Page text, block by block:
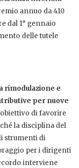
annuo da 410
dal 1° gennaio
delle tutele
rimodulazione e
per nuove
di favorire
la disciplina del
strumenti di
per i dirigenti
interviene